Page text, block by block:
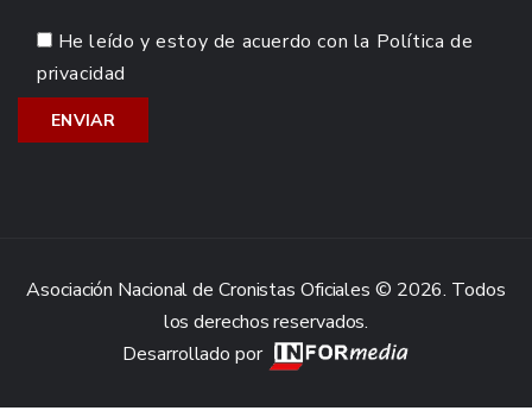
He leído y estoy de acuerdo con la Política de
privacidad
Asociación Nacional de Cronistas Oficiales © 2026. Todos
los derechos reservados.
Desarrollado por